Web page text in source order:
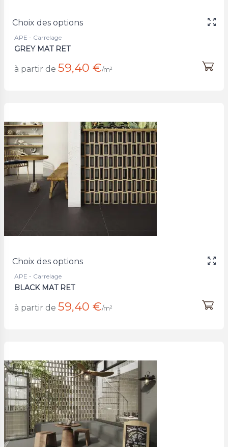
Choix des options
APE - Carrelage
GREY MAT RET
à partir de 59,40 €/m²
Choix des options
APE - Carrelage
BLACK MAT RET
à partir de 59,40 €/m²